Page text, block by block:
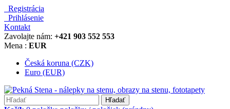
Registrácia
Prihlásenie
Kontakt
Zavolajte nám: +421 903 552 553
Mena : EUR
Česká koruna (CZK)
Euro (EUR)
Hľadať